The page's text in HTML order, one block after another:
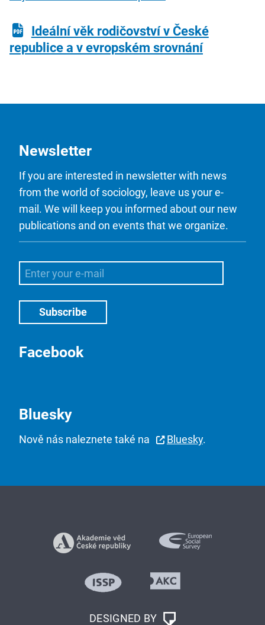
Ideální věk rodičovství v České
republice a v evropském srovnání
Newsletter
If you are interested in newsletter with news
from the world of sociology, leave us your e-
mail. We will keep you informed about our new
publications and on events that we organize.
Facebook
Bluesky
Nově nás naleznete také na Bluesky.
DESIGNED BY